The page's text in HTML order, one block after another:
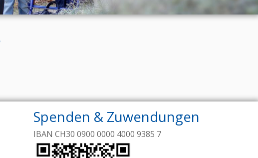
Spenden & Zuwendungen
IBAN CH30 0900 0000 4000 9385 7